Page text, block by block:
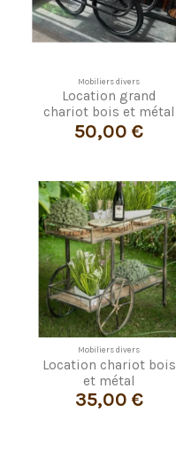
Mobiliers divers
Location grand
chariot bois et métal
50,00 €
Mobiliers divers
Location chariot bois
et métal
35,00 €